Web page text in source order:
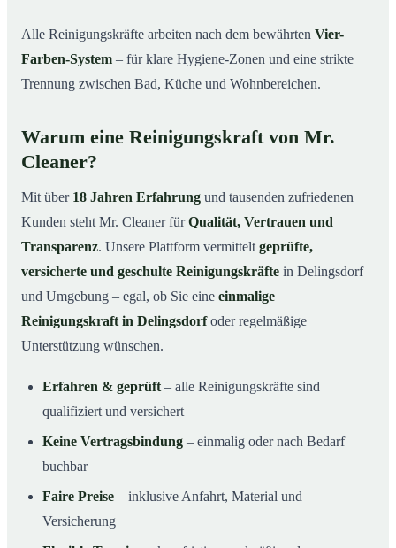
Alle Reinigungskräfte arbeiten nach dem bewährten Vier-
Farben-System – für klare Hygiene-Zonen und eine strikte
Trennung zwischen Bad, Küche und Wohnbereichen.
Warum eine Reinigungskraft von Mr.
Cleaner?
Mit über 18 Jahren Erfahrung und tausenden zufriedenen
Kunden steht Mr. Cleaner fürQualität, Vertrauen und
Transparenz. Unsere Plattform vermittelt geprüfte,
versicherte und geschulte Reinigungskräfte in Delingsdorf
und Umgebung – egal, ob Sie eine einmalige
Reinigungskraft in Delingsdorfoder regelmäßige
Unterstützung wünschen.
Erfahren & geprüft – alle Reinigungskräfte sind
qualifiziert und versichert
Keine Vertragsbindung – einmalig oder nach Bedarf
buchbar
Faire Preise – inklusive Anfahrt, Material und
Versicherung